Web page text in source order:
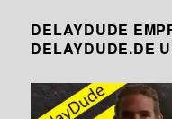
DELAYDUDE
DELAYDUDE.DE